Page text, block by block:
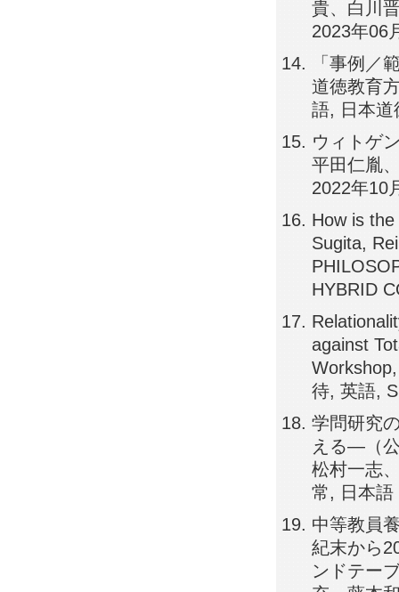
貴、白川
2023年06
「事例／
道徳教育
語, 日本道
ウィトゲ
平田仁胤
2022年10
How is
Sugita,
HYBRID
against
待, 英語,
学問研究
える―（
松村一志
常, 日本語
中等教員
紀末から
ンドテー